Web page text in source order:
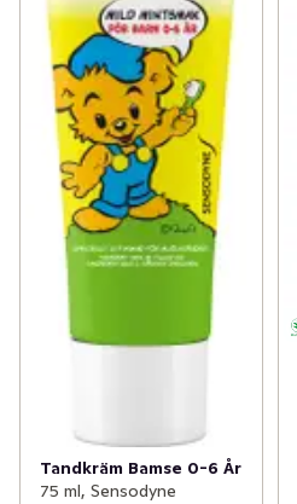
Tandkräm Bamse 0-6 År
75 ml, Sensodyne